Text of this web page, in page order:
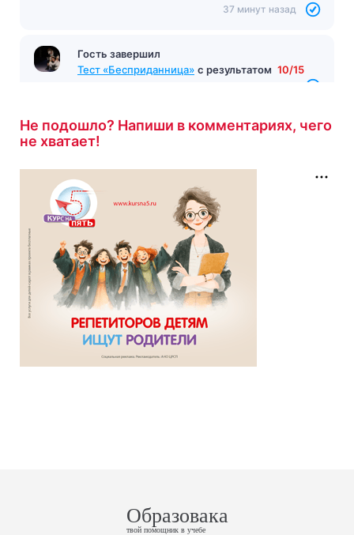
37 минут назад
Гость завершил
Тест «Бесприданница» с результатом 10/15
Не подошло? Напиши в комментариях, чего
не хватает!
Образовака
твой помощник в учебе